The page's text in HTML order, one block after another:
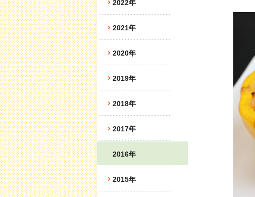
2022年
2021年
2020年
2019年
2018年
2017年
2016年
2015年